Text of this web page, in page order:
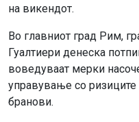
на викендот.
Во главниот град Рим,
Гуалтиери денеска
воведуваат мерки
управување со ризиците
бранови.